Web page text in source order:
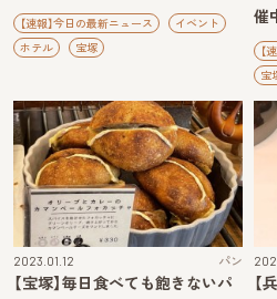
【速報】今日の最新ニュース
イベント
ホテル
宝塚
催
【
宝
2023.01.12 パン
【宝塚】毎日食べても飽きないパ
【